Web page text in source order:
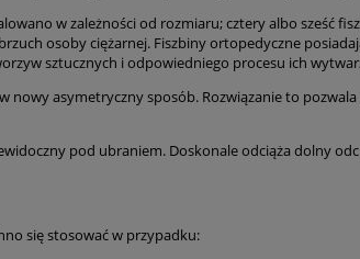
w zależności od rozmiaru; cztery albo sześć
osoby ciężarnej. Fiszbiny ortopedyczne
sztucznych i odpowiedniego procesu ich
nowy asymetryczny sposób. Rozwiązanie to
pod ubraniem. Doskonale odciąża dolny
się stosować w przypadku: